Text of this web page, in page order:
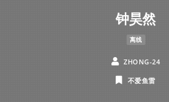
钟昊然
离线
ZHONG-24
不爱鱼雷